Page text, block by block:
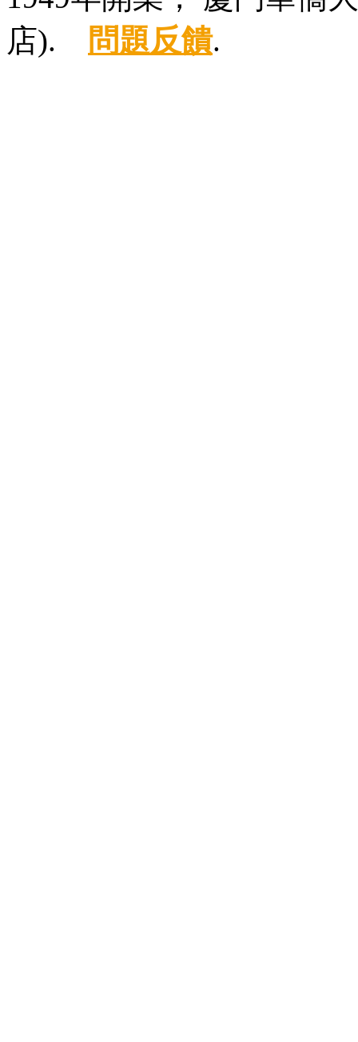
店).
問題反饋.